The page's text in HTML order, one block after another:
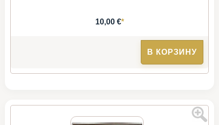
10,00 €*
В КОРЗИНУ